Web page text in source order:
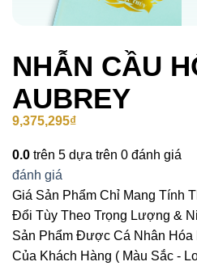
NHẪN CẦU
AUBREY
9,375,295₫
0.0 trên 5 dựa trên 0 đánh giá
đánh giá
Giá Sản Phẩm Chỉ Mang Tính
Đổi Tùy Theo Trọng Lượng &
Sản Phẩm Được Cá Nhân Hóa
Của Khách Hàng ( Màu Sắc -